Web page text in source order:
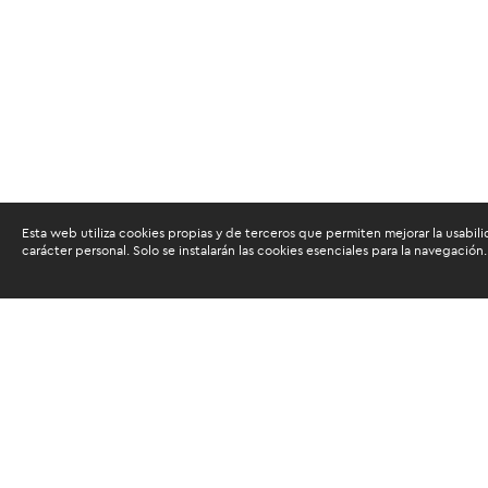
Esta web utiliza cookies propias y de terceros que permiten mejorar la
carácter personal. Solo se instalarán las cookies esenciales para la navegación.